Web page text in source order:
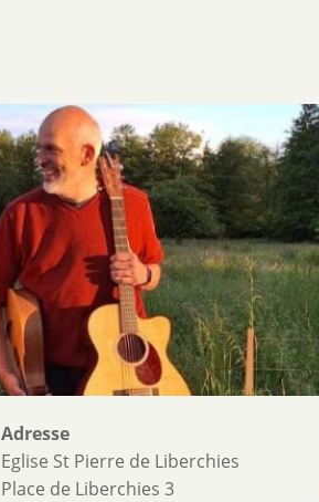
Adresse
Eglise St Pierre de Liberchies
Place de Liberchies 3